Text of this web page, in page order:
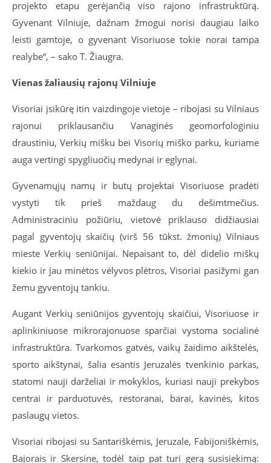
projekto etapu gerėjančią viso rajono infrastruktūrą.
Gyvenant Vilniuje, dažnam žmogui norisi daugiau laiko
leisti gamtoje, o gyvenant Visoriuose tokie norai tampa
realybe“, – sako T. Žiaugra.
Vienas žaliausių rajonų Vilniuje
Visoriai įsikūrę itin vaizdingoje vietoje – ribojasi su Vilniaus
rajonui priklausančiu Vanaginės geomorfologiniu
draustiniu, Verkių mišku bei Visorių miško parku, kuriame
auga vertingi spygliuočių medynai ir eglynai.
Gyvenamųjų namų ir butų projektai Visoriuose pradėti
vystyti tik prieš maždaug du dešimtmečius.
Administraciniu požiūriu, vietovė priklauso didžiausiai
pagal gyventojų skaičių (virš 56 tūkst. žmonių) Vilniaus
mieste Verkių seniūnijai. Nepaisant to, dėl didelio miškų
kiekio ir jau minėtos vėlyvos plėtros, Visoriai pasižymi gan
žemu gyventojų tankiu.
Augant Verkių seniūnijos gyventojų skaičiui, Visoriuose ir
aplinkiniuose mikrorajonuose sparčiai vystoma socialinė
infrastruktūra. Tvarkomos gatvės, vaikų žaidimo aikštelės,
sporto aikštynai, šalia esantis Jeruzalės tvenkinio parkas,
statomi nauji darželiai ir mokyklos, kuriasi nauji prekybos
centrai ir parduotuvės, restoranai, barai, kavinės, kitos
paslaugų vietos.
Visoriai ribojasi su Santariškėmis, Jeruzale, Fabijoniškėmis,
Bajorais ir Skersine, todėl taip pat turi gerą susisiekimą: